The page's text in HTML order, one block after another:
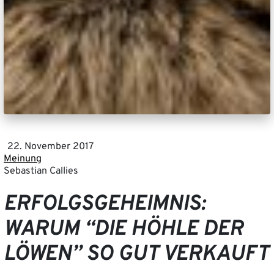
22. November 2017
Meinung
Sebastian Callies
ERFOLGSGEHEIMNIS:
WARUM “DIE HÖHLE DER
LÖWEN” SO GUT VERKAUFT